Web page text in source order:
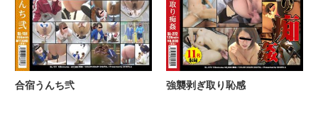
合宿うんち弐 強襲剥ぎ取り恥感